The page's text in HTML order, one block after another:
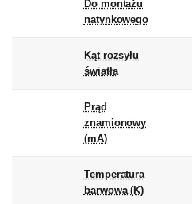
Do montażu
natynkowego
Kąt rozsyłu
światła
Prąd
znamionowy
(mA)
Temperatura
barwowa (K)